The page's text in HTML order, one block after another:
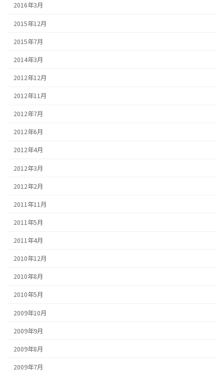
2016年3月
2015年12月
2015年7月
2014年3月
2012年12月
2012年11月
2012年7月
2012年6月
2012年4月
2012年3月
2012年2月
2011年11月
2011年5月
2011年4月
2010年12月
2010年8月
2010年5月
2009年10月
2009年9月
2009年8月
2009年7月